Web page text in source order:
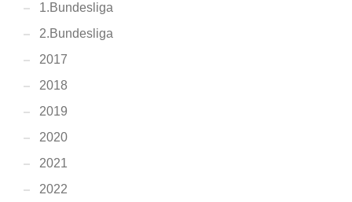
1.Bundesliga
2.Bundesliga
2017
2018
2019
2020
2021
2022